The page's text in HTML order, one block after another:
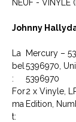
NEUF -
Johnny
La
bel
:
Mercury –
5396970,
5396970
For
ma
t:
2 x Vinyle,
Edition,